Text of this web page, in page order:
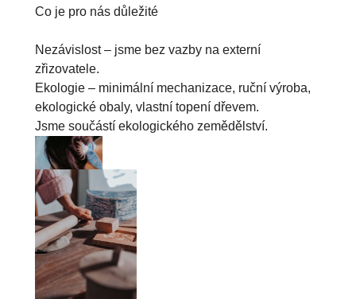
Co je pro nás důležité
Nezávislost – jsme bez vazby na externí
zřizovatele.
Ekologie – minimální mechanizace, ruční výroba,
ekologické obaly, vlastní topení dřevem.
Jsme součástí ekologického zemědělství.